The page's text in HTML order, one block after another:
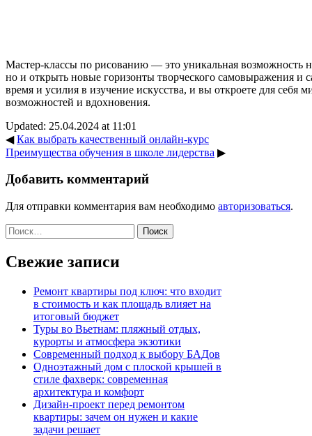
Мастер-классы по рисованию — это уникальная возможность
но и открыть новые горизонты творческого самовыражения и
время и усилия в изучение искусства, и вы откроете для себя
возможностей и вдохновения.
Updated: 25.04.2024 at 11:01
◀Как выбрать качественный онлайн-курс
Преимущества обучения в школе лидерства ▶
Добавить комментарий
Для отправки комментария вам необходимо авторизоваться.
Найти:
Свежие записи
Ремонт квартиры под ключ: что входит
в стоимость и как площадь влияет на
итоговый бюджет
Туры во Вьетнам: пляжный отдых,
курорты и атмосфера экзотики
Современный подход к выбору БАДов
Одноэтажный дом с плоской крышей в
стиле фахверк: современная
архитектура и комфорт
Дизайн-проект перед ремонтом
квартиры: зачем он нужен и какие
задачи решает